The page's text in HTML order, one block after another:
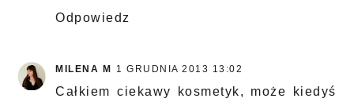
Odpowiedz
MILENA M 1 GRUDNIA 2013 13:02
Całkiem ciekawy kosmetyk, może kiedyś